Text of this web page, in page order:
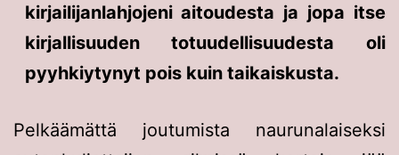
kirjailijanlahjojeni aitoudesta ja jopa itse
kirjallisuuden totuudellisuudesta oli
pyyhkiytynyt pois kuin taikaiskusta.
Pelkäämättä joutumista naurunalaiseksi